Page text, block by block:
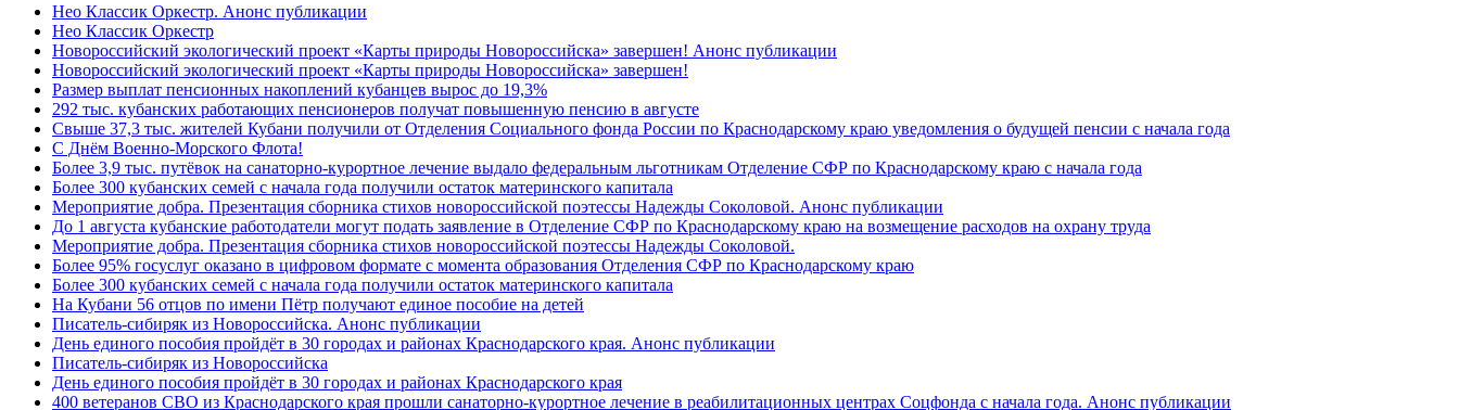
Нео Классик Оркестр. Анонс публикации
Нео Классик Оркестр
Новороссийский экологический проект «Карты природы Новороссийска» завершен! Анонс публикации
Новороссийский экологический проект «Карты природы Новороссийска» завершен!
Размер выплат пенсионных накоплений кубанцев вырос до 19,3%
292 тыс. кубанских работающих пенсионеров получат повышенную пенсию в августе
Свыше 37,3 тыс. жителей Кубани получили от Отделения Социального фонда России по Краснодарскому краю уведомления о будущей пенсии с начала года
C Днём Военно-Морского Флота!
Более 3,9 тыс. путёвок на санаторно-курортное лечение выдало федеральным льготникам Отделение СФР по Краснодарскому краю с начала года
Более 300 кубанских семей с начала года получили остаток материнского капитала
Мероприятие добра. Презентация сборника стихов новороссийской поэтессы Надежды Соколовой. Анонс публикации
До 1 августа кубанские работодатели могут подать заявление в Отделение СФР по Краснодарскому краю на возмещение расходов на охрану труда
Мероприятие добра. Презентация сборника стихов новороссийской поэтессы Надежды Соколовой.
Более 95% госуслуг оказано в цифровом формате с момента образования Отделения СФР по Краснодарскому краю
Более 300 кубанских семей с начала года получили остаток материнского капитала
На Кубани 56 отцов по имени Пётр получают единое пособие на детей
Писатель-сибиряк из Новороссийска. Анонс публикации
День единого пособия пройдёт в 30 городах и районах Краснодарского края. Анонс публикации
Писатель-сибиряк из Новороссийска
День единого пособия пройдёт в 30 городах и районах Краснодарского края
400 ветеранов СВО из Краснодарского края прошли санаторно-курортное лечение в реабилитационных центрах Соцфонда с начала года. Анонс публикации